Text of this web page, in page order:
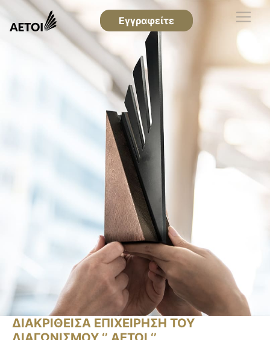
Εγγραφείτε
ΔΙΑΚΡΙΘΕΙΣΑ ΕΠΙΧΕΙΡΗΣΗ ΤΟΥ